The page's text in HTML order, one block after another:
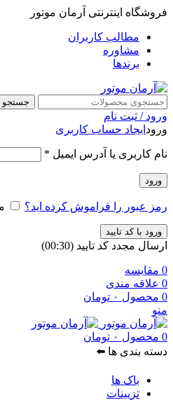
فروشگاه اینترنتی آرمان موتور
مطالب کاربران
مشاوره
برندها
جستجو
ورود / ثبت نام
ورود ایجاد حساب کاربری
نام کاربری یا آدرس ایمیل *
ورود
رمز عبور را فراموش کرده اید؟
ورود با کد تایید
ارسال مجدد کد تایید (00:
30
)
0 مقایسه
0 علاقه مندی
0 محصول ۰ تومان
منو
0 محصول ۰ تومان
دسته بندی ها ⬅️
باک ها
تزیینات